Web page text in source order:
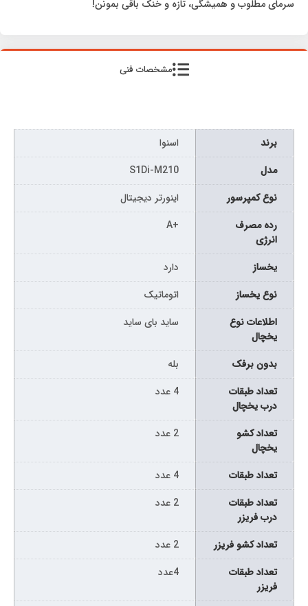
سرمای مطلوب و همیشگی، تازه و خنک باقی بمونن!
مشخصات فنی
برند
اسنوا
مدل
S1Di-M210
نوع کمپرسور
اینورتر دیجیتال
رده مصرف
انرژی
+A
یخساز
دارد
نوع یخساز
اتوماتیک
اطلاعات نوع
یخچال
ساید بای ساید
بدون برفک
بله
تعداد طبقات
درب یخچال
4 عدد
تعداد کشو
یخچال
2 عدد
تعداد طبقات
4 عدد
تعداد طبقات
درب فریزر
2 عدد
تعداد کشو فریزر
2 عدد
تعداد طبقات
فریزر
4عدد